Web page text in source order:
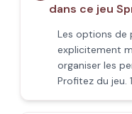
dans ce jeu
Les options de
explicitement
organiser les
Profitez du jeu.